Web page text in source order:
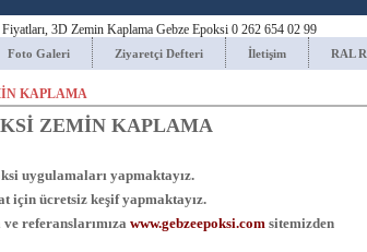
3D Zemin Kaplama Gebze Epoksi 0 262 654 02 99
Foto Galeri Ziyaretçi Defteri İletişim RAL
KAPLAMA
ZEMİN KAPLAMA
uygulamaları yapmaktayız.
için ücretsiz keşif yapmaktayız.
ve referanslarımıza www.gebzeepoksi.com sitemizden